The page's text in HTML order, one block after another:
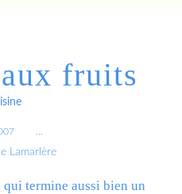
fruits
Lamarlère
termine aussi bien un